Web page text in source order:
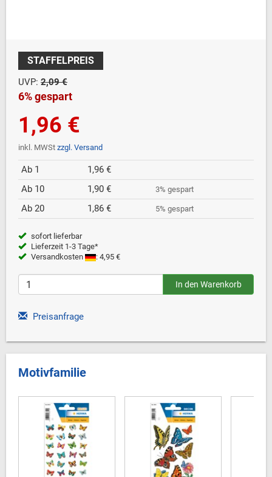
STAFFELPREIS
UVP: 2,09 €
6% gespart
1,96 €
inkl. MWSt zzgl. Versand
Ab 1
1,96 €
Ab 10
1,90 € 3% gespart
Ab 20 1,86 € 5% gespart
sofort lieferbar
Lieferzeit 1-3 Tage*
Versandkosten
: 4,95 €
Preisanfrage
Motivfamilie